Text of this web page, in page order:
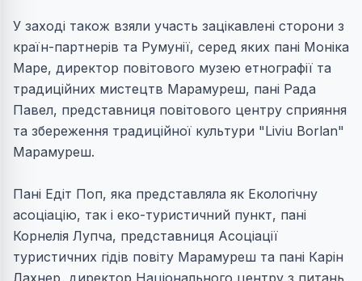
У заході також взяли участь зацікавлені сторони з
країн-партнерів та Румунії, серед яких пані Моніка
Маре, директор повітового музею етнографії та
традиційних мистецтв Марамуреш, пані Рада
Павел, представниця повітового центру сприяння
та збереження традиційної культури "Liviu Borlan"
Марамуреш.
Пані Едіт Поп, яка представляла як Екологічну
асоціацію, так і еко-туристичний пункт, пані
Корнелія Лупча, представниця Асоціації
туристичних гідів повіту Марамуреш та пані Карін